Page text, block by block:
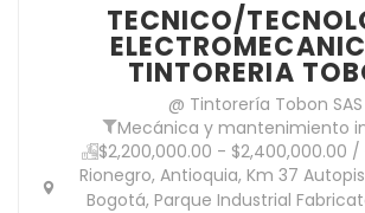
TECNICO/
TINTORERIA
@ Tintorería Tobon SAS
Mecánica y mantenimiento
$2,200,000.00 - $2,400,000.00
Rionegro, Antioquia, Km 37
Bogotá, Parque Industrial